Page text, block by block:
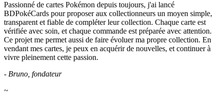
Passionné de cartes Pokémon depuis toujours, j'ai lancé
BDPokéCards pour proposer aux collectionneurs un moyen simple,
transparent et fiable de compléter leur collection. Chaque carte est
vérifiée avec soin, et chaque commande est préparée avec attention.
Ce projet me permet aussi de faire évoluer ma propre collection. En
vendant mes cartes, je peux en acquérir de nouvelles, et continuer à
vivre pleinement cette passion.
- Bruno, fondateur
~